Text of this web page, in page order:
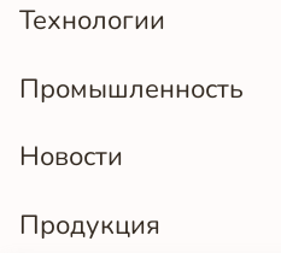
Технологии
Промышленность
Новости
Продукция